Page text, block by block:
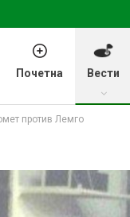
Почетна Вести
против Лемго